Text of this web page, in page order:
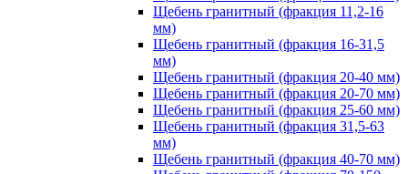
Щебень гранитный (фракция 11,2-16
мм)
Щебень гранитный (фракция 16-31,5
мм)
Щебень гранитный (фракция 20-40 мм)
Щебень гранитный (фракция 20-70 мм)
Щебень гранитный (фракция 25-60 мм)
Щебень гранитный (фракция 31,5-63
мм)
Щебень гранитный (фракция 40-70 мм)